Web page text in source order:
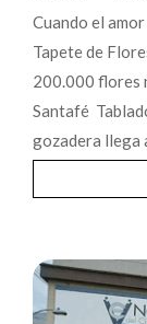
Cuando el
Tapete de
200.000 flores
Santafé
gozadera llega